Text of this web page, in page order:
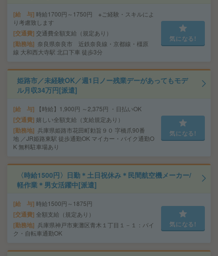
給 与 時給1700円～1750円 ※ご経験・スキルによ
り考慮致します
交通費 交通費全額支給（規定あり）
勤務地
奈良県奈良市 近鉄奈良線・京都線・橿原
線 大和西大寺駅 北口下車 徒歩3分
気になる!
姫路市／未経験OK／週1日ノー残業デーがあってもモデ
ル月収34万円[派遣]
給 与 【時給】1,900円 ～2,375円 ・日払いOK
交通費 嬉しい全額支給（支給規定あり）
勤務地 兵庫県姫路市花田町勅旨９０ 字橋爪90番
地 ／JR姫路東駅 徒歩通勤OK マイカー・バイク通勤O
K 無料駐車場あり
気になる!
〈時給1500円〉日勤＊土日祝休み＊民間航空機メーカー/
軽作業＊男女活躍中[派遣]
給 与 時給1500円～1875円
交通費 全額支給（規定あり）
勤務地 兵庫県神戸市東灘区青木１丁目１－１：バイ
ク・自転車通勤OK
気になる!